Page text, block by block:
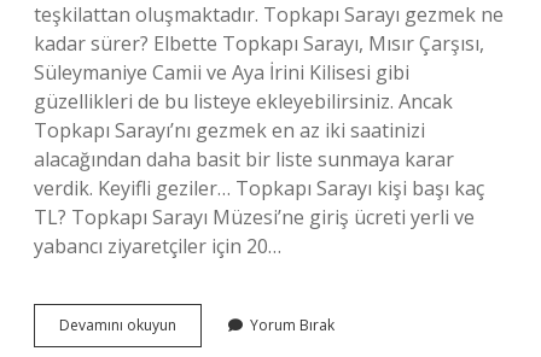
teşkilattan oluşmaktadır. Topkapı Sarayı gezmek ne
kadar sürer? Elbette Topkapı Sarayı, Mısır Çarşısı,
Süleymaniye Camii ve Aya İrini Kilisesi gibi
güzellikleri de bu listeye ekleyebilirsiniz. Ancak
Topkapı Sarayı’nı gezmek en az iki saatinizi
alacağından daha basit bir liste sunmaya karar
verdik. Keyifli geziler… Topkapı Sarayı kişi başı kaç
TL? Topkapı Sarayı Müzesi’ne giriş ücreti yerli ve
yabancı ziyaretçiler için 20…
Devamını okuyun Topkapı
Sarayı
Yorum Bırak